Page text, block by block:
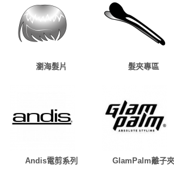
瀏海髮片 髮夾專區
Andis電剪系列 GlamPalm離子夾